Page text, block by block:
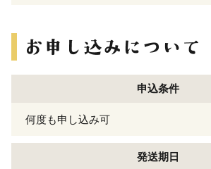
申込条件
何度も申し込み可
発送期日